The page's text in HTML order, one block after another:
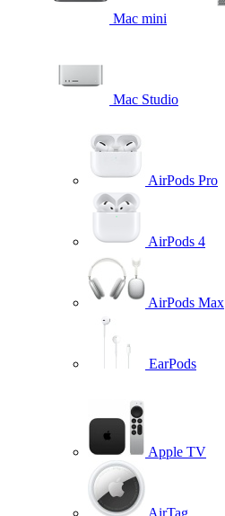
Mac mini
Mac Studio
AirPods Pro
AirPods 4
AirPods Max
EarPods
Apple TV